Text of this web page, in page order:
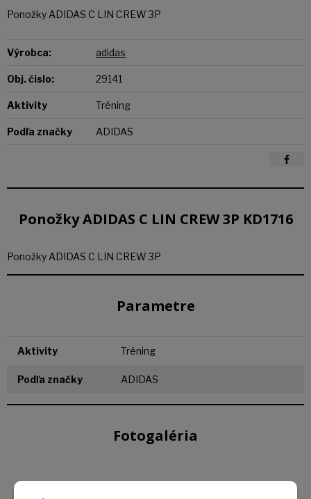
Ponožky ADIDAS C LIN CREW 3P
Výrobca: adidas
Obj. čislo: 29141
Aktivity Tréning
Podľa značky ADIDAS
Ponožky ADIDAS C LIN CREW 3P KD1716
Ponožky ADIDAS C LIN CREW 3P
Parametre
Aktivity Tréning
Podľa značky ADIDAS
Fotogaléria